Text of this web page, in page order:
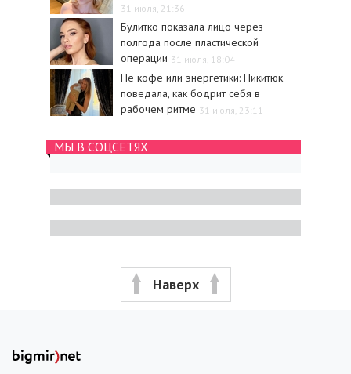
31 июля, 21:36
Булитко показала лицо через
полгода после пластической
операции 31 июля, 18:04
Не кофе или энергетики: Никитюк
поведала, как бодрит себя в
рабочем ритме 31 июля, 23:11
МЫ В СОЦСЕТЯХ
Наверх